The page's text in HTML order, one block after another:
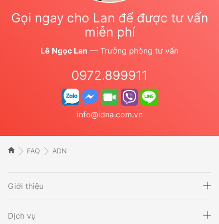
Gọi ngay cho Lan để được tư vấn
miễn phí
Lê Ngọc Lan — Trưởng phòng tư vấn
0972.899911
info@idna.com.vn
FAQ ADN
Giới thiệu
Dịch vụ